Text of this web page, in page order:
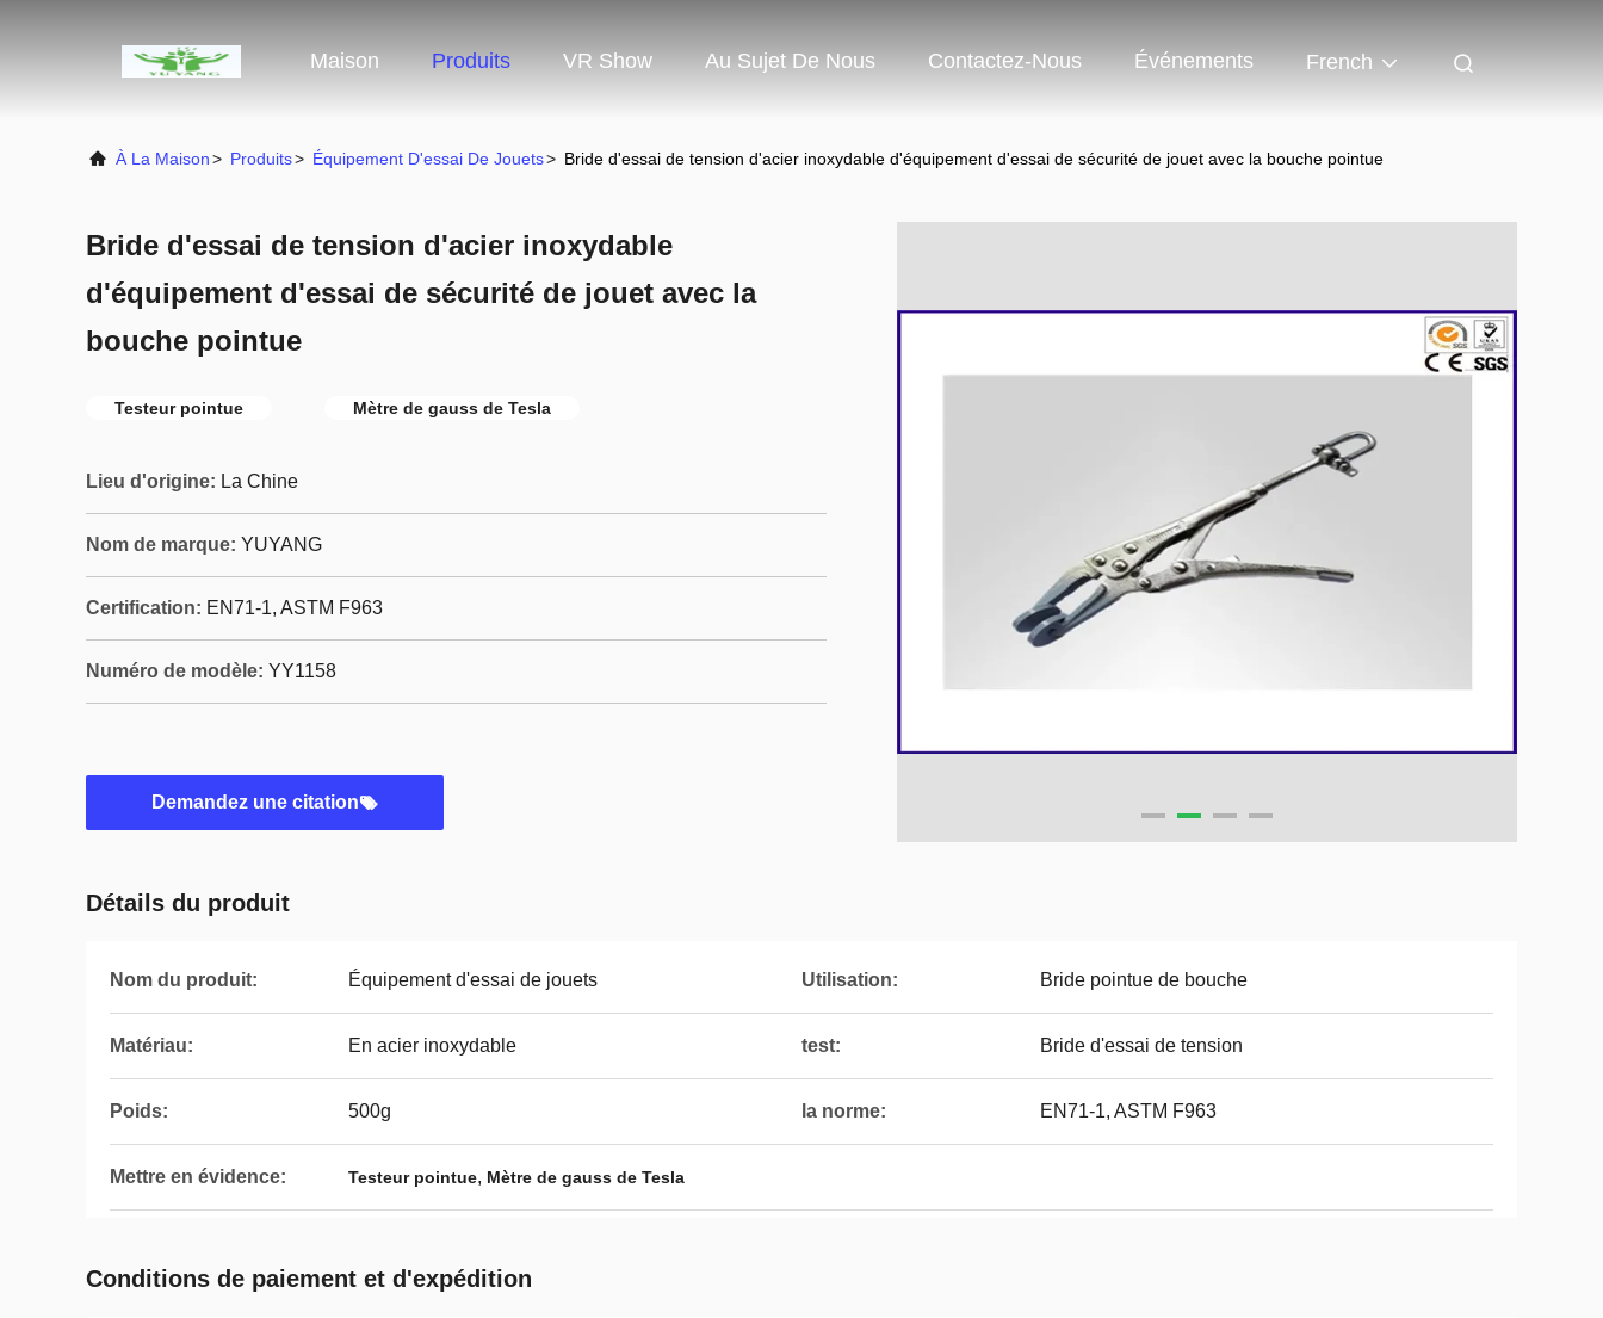
Maison Produits VR Show Au Sujet De Nous Contactez-Nous Événements French
À La Maison> Produits> Équipement D'essai De Jouets> Bride d'essai de tension d'acier inoxydable d'équipement d'essai de sécurité de jouet avec la bouche pointue
Bride d'essai de tension d'acier inoxydable
d'équipement d'essai de sécurité de jouet avec la
bouche pointue
Testeur pointue Mètre de gauss de Tesla
Lieu d'origine: La Chine
Nom de marque: YUYANG
Certification: EN71-1, ASTM F963
Numéro de modèle: YY1158
Demandez une citation
Détails du produit
Nom du produit: Équipement d'essai de jouets Utilisation: Bride pointue de bouche
Matériau: En acier inoxydable test: Bride d'essai de tension
Poids: 500g la norme: EN71-1, ASTM F963
Mettre en évidence: Testeur pointue, Mètre de gauss de Tesla
Conditions de paiement et d'expédition